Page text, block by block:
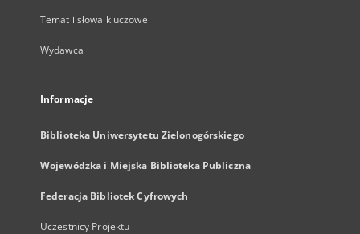
Temat i słowa kluczowe
Wydawca
Informacje
Biblioteka Uniwersytetu Zielonogórskiego
Wojewódzka i Miejska Biblioteka Publiczna
Federacja Bibliotek Cyfrowych
Uczestnicy Projektu